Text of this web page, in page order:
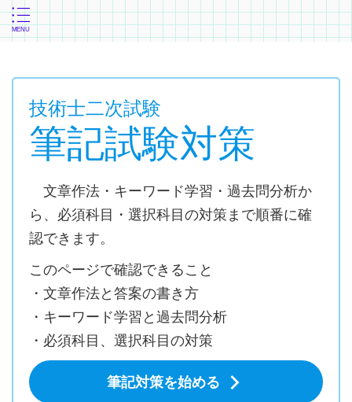
技術士二次試験
筆記試験対策
文章作法・キーワード学習・過去問分析か
ら、必須科目・選択科目の対策まで順番に確
認できます。
このページで確認できること
・文章作法と答案の書き方
・キーワード学習と過去問分析
・必須科目、選択科目の対策
筆記対策を始める